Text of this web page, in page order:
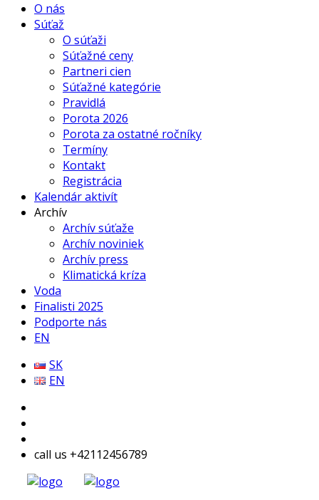
O nás
Súťaž
O súťaži
Súťažné ceny
Partneri cien
Súťažné kategórie
Pravidlá
Porota 2026
Porota za ostatné ročníky
Termíny
Kontakt
Registrácia
Kalendár aktivít
Archív
Archív súťaže
Archív noviniek
Archív press
Klimatická kríza
Voda
Finalisti 2025
Podporte nás
EN
SK
EN
call us +42112456789